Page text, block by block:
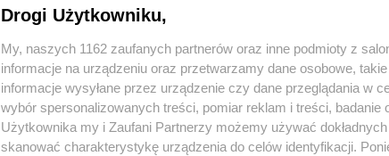
Drogi Użytkowniku,
My, naszych 1162 zaufanych partnerów oraz inne podmioty z
informacje na urządzeniu oraz przetwarzamy dane osobowe,
informacje wysyłane przez urządzenie czy dane przeglądania w
wybór spersonalizowanych treści, pomiar reklam i treści, badanie
Użytkownika my i Zaufani Partnerzy możemy używać
skanować charakterystykę urządzenia do celów identyfikacji.